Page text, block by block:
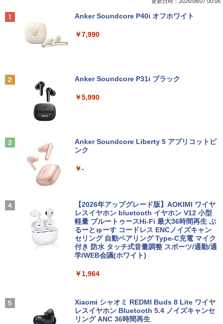
Anker Soundcore P40i オフホワイト
￥7,990
Anker Soundcore P31i ブラック
￥5,990
Anker Soundcore Liberty 5 アプリコットピ
ンク
￥-
【2026年アップグレード版】AOKIMI ワイヤ
レスイヤホン bluetooth イヤホン V12 小型
軽量 ブルートゥースHi-Fi 最大36時間再生 ぶ
るーとゅーす コードレス ENCノイズキャン
セリング 自動ペアリング Type-C充電 マイク
付き 防水 タッチ式音量調整 スポーツ/通勤/通
学/WEB会議(ホワイト)
￥1,964
Xiaomi シャオミ REDMI Buds 8 Lite ワイヤ
レスイヤホン Bluetooth 5.4 ノイズキャンセ
リング ANC 36時間再生